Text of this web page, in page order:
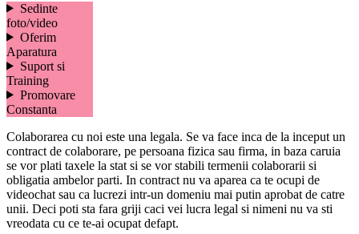
Sedinte
foto/video
Oferim
Aparatura
Suport si
Training
Promovare
Constanta
Colaborarea cu noi este una legala. Se va face inca de la inceput un
contract de colaborare, pe persoana fizica sau firma, in baza caruia
se vor plati taxele la stat si se vor stabili termenii colaborarii si
obligatia ambelor parti. In contract nu va aparea ca te ocupi de
videochat sau ca lucrezi intr-un domeniu mai putin aprobat de catre
unii. Deci poti sta fara griji caci vei lucra legal si nimeni nu va sti
vreodata cu ce te-ai ocupat defapt.